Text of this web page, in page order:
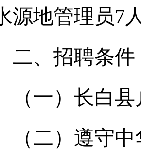
源地管理员7
、招聘条
一）长白县
二）遵守中